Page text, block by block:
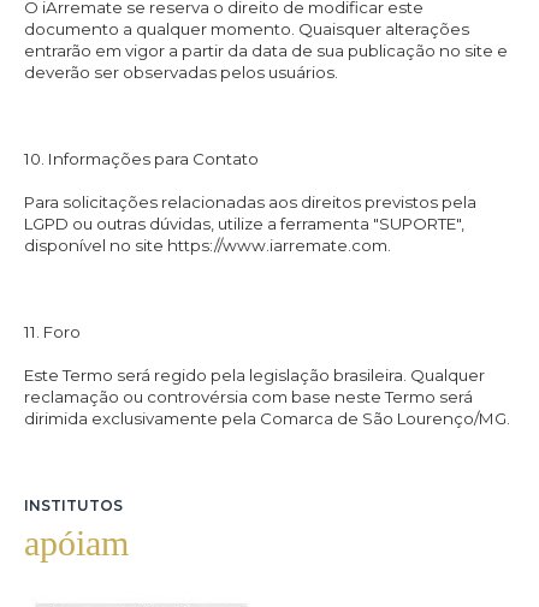
O iArremate se reserva o direito de modificar este
documento a qualquer momento. Quaisquer alterações
entrarão em vigor a partir da data de sua publicação no site e
deverão ser observadas pelos usuários.
10. Informações para Contato
Para solicitações relacionadas aos direitos previstos pela
LGPD ou outras dúvidas, utilize a ferramenta "SUPORTE",
disponível no site https://www.iarremate.com.
11. Foro
Este Termo será regido pela legislação brasileira. Qualquer
reclamação ou controvérsia com base neste Termo será
dirimida exclusivamente pela Comarca de São Lourenço/MG.
INSTITUTOS
apóiam